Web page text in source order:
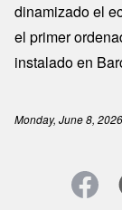
dinamizado el
el primer
instalado en
Monday, June 8,